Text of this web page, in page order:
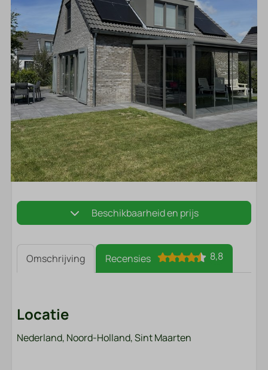
Beschikbaarheid en prijs
Omschrijving Recensies 8,8
Locatie
Nederland, Noord-Holland, Sint Maarten